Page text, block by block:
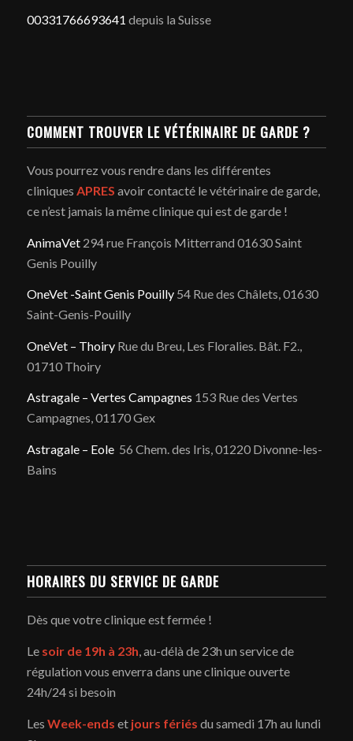
00331766693641 depuis la Suisse
COMMENT TROUVER LE VÉTÉRINAIRE DE GARDE ?
Vous pourrez vous rendre dans les différentes
cliniques APRES avoir contacté le vétérinaire de garde,
ce n’est jamais la même clinique qui est de garde !
AnimaVet294 rue François Mitterrand 01630 Saint
Genis Pouilly
OneVet -Saint Genis Pouilly54 Rue des Châlets, 01630
Saint-Genis-Pouilly
OneVet – ThoiryRue du Breu, Les Floralies. Bât. F2.,
01710 Thoiry
Astragale – Vertes Campagnes 153 Rue des Vertes
Campagnes, 01170 Gex
Astragale – Eole56 Chem. des Iris, 01220 Divonne-les-
Bains
HORAIRES DU SERVICE DE GARDE
Dès que votre clinique est fermée !
Le soir de 19h à 23h, au-délà de 23h un service de
régulation vous enverra dans une clinique ouverte
24h/24 si besoin
Les Week-ends et jours fériés du samedi 17h au lundi